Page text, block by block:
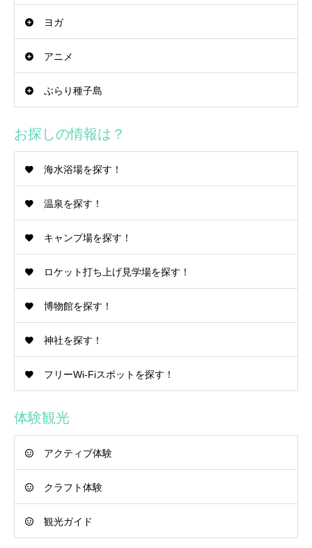
ヨガ
アニメ
ぶらり種子島
お探しの情報は？
海水浴場を探す！
温泉を探す！
キャンプ場を探す！
ロケット打ち上げ見学場を探す！
博物館を探す！
神社を探す！
フリーWi-Fiスポットを探す！
体験観光
アクティブ体験
クラフト体験
観光ガイド